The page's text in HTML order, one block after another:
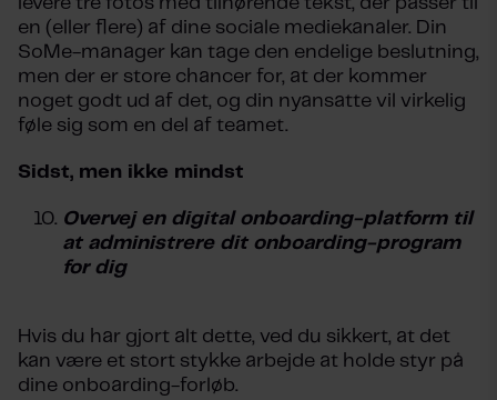
en (eller flere) af dine sociale mediekanaler. Din
SoMe-manager kan tage den endelige beslutning,
men der er store chancer for, at der kommer
noget godt ud af det, og din nyansatte vil virkelig
føle sig som en del af teamet.
Sidst, men ikke mindst
Overvej en digital onboarding-platform til
at administrere dit onboarding-program
for dig
Hvis du har gjort alt dette, ved du sikkert, at det
kan være et stort stykke arbejde at holde styr på
dine onboarding-forløb.